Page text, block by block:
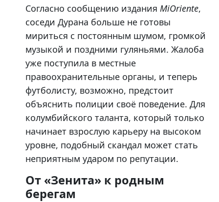
Согласно сообщению издания MiOriente,
соседи Дурана больше не готовы
мириться с постоянным шумом, громкой
музыкой и поздними гуляньями. Жалоба
уже поступила в местные
правоохранительные органы, и теперь
футболисту, возможно, предстоит
объяснить полиции своё поведение. Для
колумбийского таланта, который только
начинает взрослую карьеру на высоком
уровне, подобный скандал может стать
неприятным ударом по репутации.
От «Зенита» к родным
берегам